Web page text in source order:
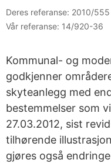
Deres referanse: 2010/555
Vår referanse: 14/920-36
Kommunal- og
godkjenner
skyteanlegg med
bestemmelser som
27.03.2012, sist
tilhørende
gjøres også